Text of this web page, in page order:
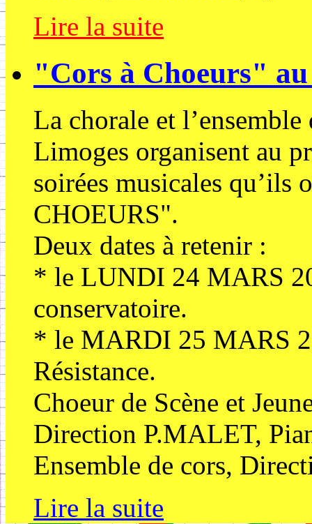
Lire la suite
"Cors à Choeurs"
La chorale et
Limoges organisent au
soirées musicales qu’ils
CHOEURS".
Deux dates à retenir :
* le LUNDI 24 MARS
conservatoire.
* le MARDI 25 MARS
Résistance.
Choeur de Scène et
Direction P.MALET,
Ensemble de cors,
Lire la suite